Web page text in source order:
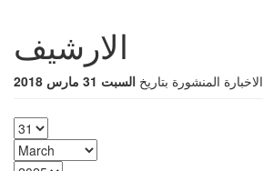
الارشيف
الاخبارة المنشورة بتاريخ السبت 31 مارس 2018